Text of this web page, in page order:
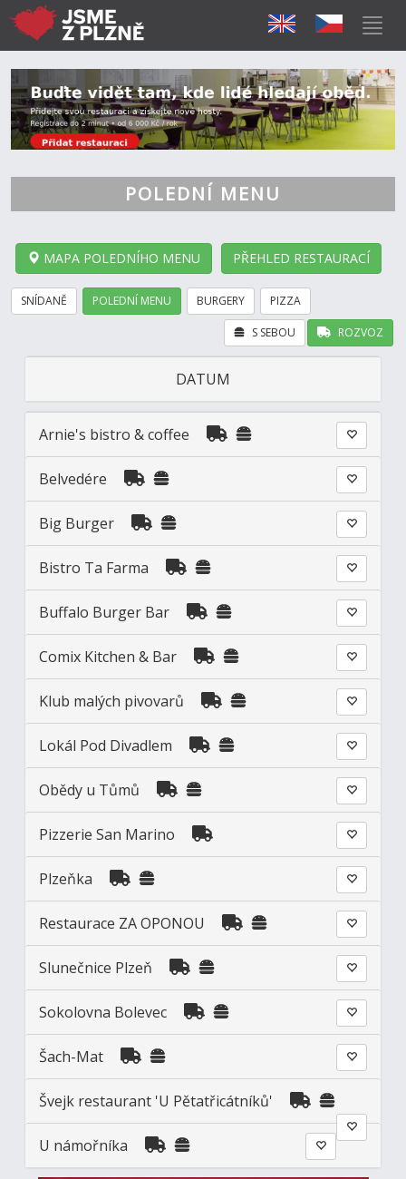
POLEDNÍ MENU
MAPA POLEDNÍHO MENU PŘEHLED RESTAURACÍ
SNÍDANĚ POLEDNÍ MENU BURGERY PIZZA
ROZVOZ
S SEBOU
DATUM
Arnie's bistro & coffee
Belvedére
Big Burger
Bistro Ta Farma
Buffalo Burger Bar
Comix Kitchen & Bar
Klub malých pivovarů
Lokál Pod Divadlem
Obědy u Tůmů
Pizzerie San Marino
Plzeňka
Restaurace ZA OPONOU
Slunečnice Plzeň
Sokolovna Bolevec
Šach-Mat
Švejk restaurant 'U Pětatřicátníků'
U námořníka